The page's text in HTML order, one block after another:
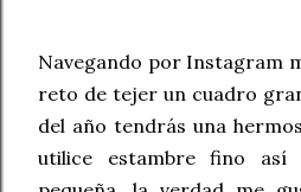
Navegando por Instagram
reto de tejer un cuadro
del año tendrás una
utilice estambre fino así